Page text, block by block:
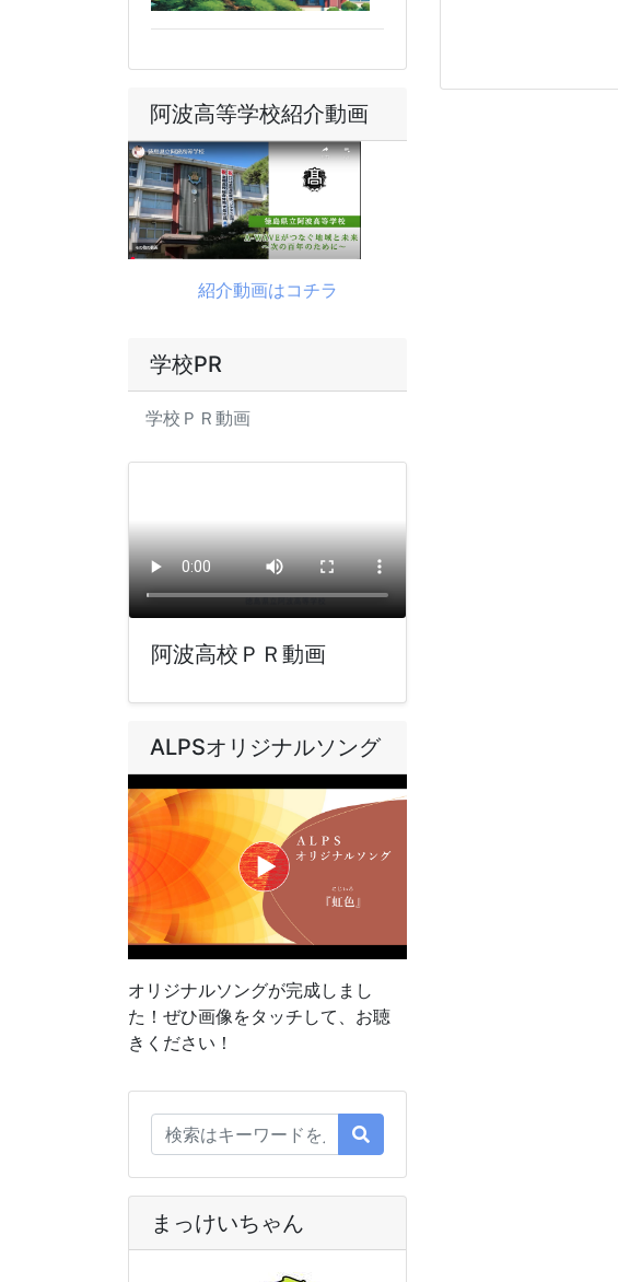
阿波高等学校紹介動画
紹介動画はコチラ
学校PR
学校ＰＲ動画
阿波高校ＰＲ動画
ALPSオリジナルソング
オリジナルソングが完成しまし
た！ぜひ画像をタッチして、お聴
きください！
まっけいちゃん